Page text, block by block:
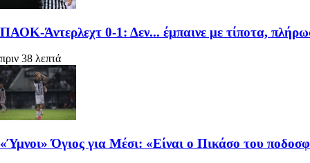
ΠΑΟΚ-Άντερλεχτ 0-1: Δεν... έμπαινε με τίποτα,
πριν 38 λεπτά
«Ύμνοι» Όγιος για Μέσι: «Είναι ο Πικάσο του